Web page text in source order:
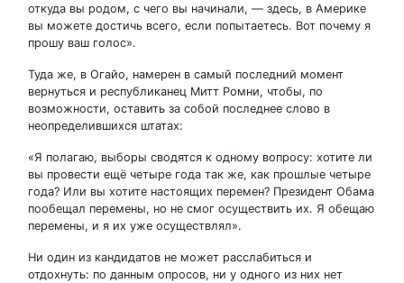
откуда вы родом, с чего вы начинали, — здесь, в Америке
вы можете достичь всего, если попытаетесь. Вот почему я
прошу ваш голос».
Туда же, в Огайо, намерен в самый последний момент
вернуться и республиканец Митт Ромни, чтобы, по
возможности, оставить за собой последнее слово в
неопределившихся штатах:
«Я полагаю, выборы сводятся к одному вопросу: хотите ли
вы провести ещё четыре года так же, как прошлые четыре
года? Или вы хотите настоящих перемен? Президент Обама
пообещал перемены, но не смог осуществить их. Я обещаю
перемены, и я их уже осуществлял».
Ни один из кандидатов не может расслабиться и
отдохнуть: по данным опросов, ни у одного из них нет